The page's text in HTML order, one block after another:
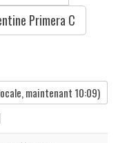
Primera C
maintenant 10:09)